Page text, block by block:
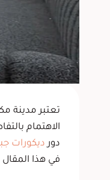
تعتبر مدينة
الاهتمام
دورديكورات
في هذا